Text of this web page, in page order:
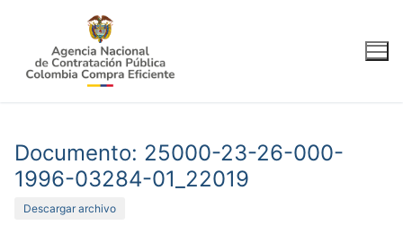
contenido
Documento: 25000-23-26-000-
1996-03284-01_22019
Descargar archivo